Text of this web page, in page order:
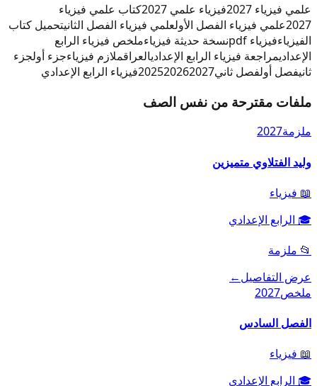
علمي فيزياء 2027
فيزياء علمي 2027
كتاب علمي فيزياء
2027علمي فيزياء الفصل الأولعلمي فيزياء الفصل الثانيتحميل كتاب
الفيزياءفيزياء pdf نسخة حديثة فيزياءملخص فيزياء الرابع
الإعداديمراجعة فيزياء الرابع الإعداديالعراقملازم فيزياءجزء أولجزء
ثانيفصل أولفصل ثاني 202520262027 فيزياء الرابع الإعدادي
ملفات مقترحة من نفس الصف
ملزمة2027
وليد الفتلاوي متميزين
📖 فيزياء
🎓 الرابع الإعدادي
📂 ملزمة
عرض التفاصيل←
ملخص2027
الفصل السادس
📖 فيزياء
🎓 الرابع الإعدادي